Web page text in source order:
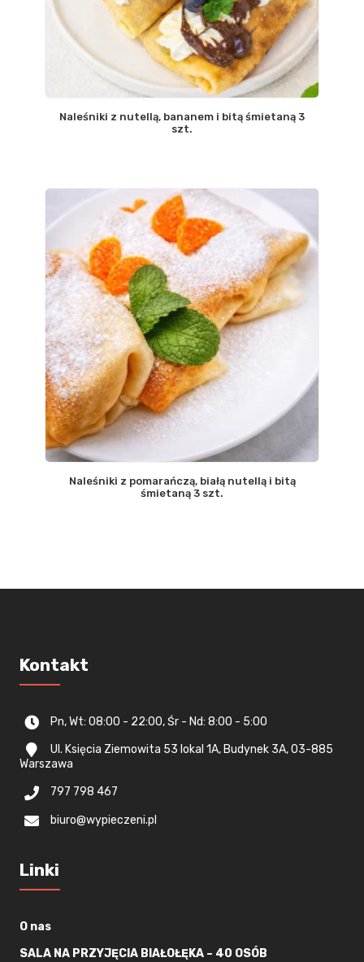
Naleśniki z nutellą, bananem i bitą śmietaną 3
szt.
Naleśniki z pomarańczą, białą nutellą i bitą
śmietaną 3 szt.
Kontakt
Pn, Wt: 08:00 - 22:00, Śr - Nd: 8:00 - 5:00
Ul. Księcia Ziemowita 53 lokal 1A, Budynek 3A, 03-885
Warszawa
797 798 467
biuro@wypieczeni.pl
Linki
O nas
SALA NA PRZYJĘCIA BIAŁOŁĘKA – 40 OSÓB